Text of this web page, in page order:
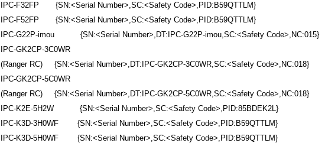
IPC-F32FP {SN:<Serial Number>,SC:<Safety Code>,PID:B59QTTLM}
IPC-F52FP {SN:<Serial Number>,SC:<Safety Code>,PID:B59QTTLM}
IPC-G22P-imou {SN:<Serial Number>,DT:IPC-G22P-imou,SC:<Safety Code>,NC:015}
IPC-GK2CP-3C0WR
(Ranger RC) {SN:<Serial Number>,DT:IPC-GK2CP-3C0WR,SC:<Safety Code>,NC:018}
IPC-GK2CP-5C0WR
(Ranger RC) {SN:<Serial Number>,DT:IPC-GK2CP-5C0WR,SC:<Safety Code>,NC:018}
IPC-K2E-5H2W {SN:<Serial Number>,SC:<Safety Code>,PID:85BDEK2L}
IPC-K3D-3H0WF {SN:<Serial Number>,SC:<Safety Code>,PID:B59QTTLM}
IPC-K3D-5H0WF {SN:<Serial Number>,SC:<Safety Code>,PID:B59QTTLM}